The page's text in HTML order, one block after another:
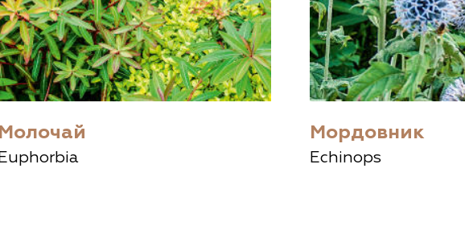
Молочай
Euphorbia
Мордовник
Echinops